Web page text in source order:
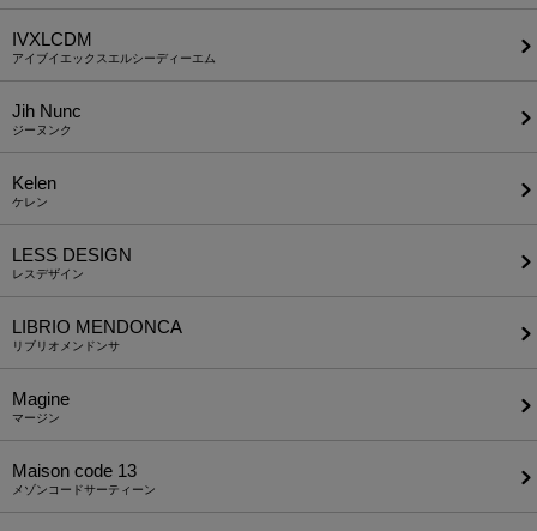
IVXLCDM
アイブイエックスエルシーディーエム
Jih Nunc
ジーヌンク
Kelen
ケレン
LESS DESIGN
レスデザイン
LIBRIO MENDONCA
リブリオメンドンサ
Magine
マージン
Maison code 13
メゾンコードサーティーン